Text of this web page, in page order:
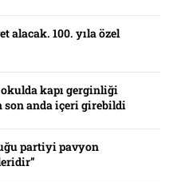
alacak. 100. yıla özel
okulda kapı gerginliği
son anda içeri girebildi
partiyi pavyon